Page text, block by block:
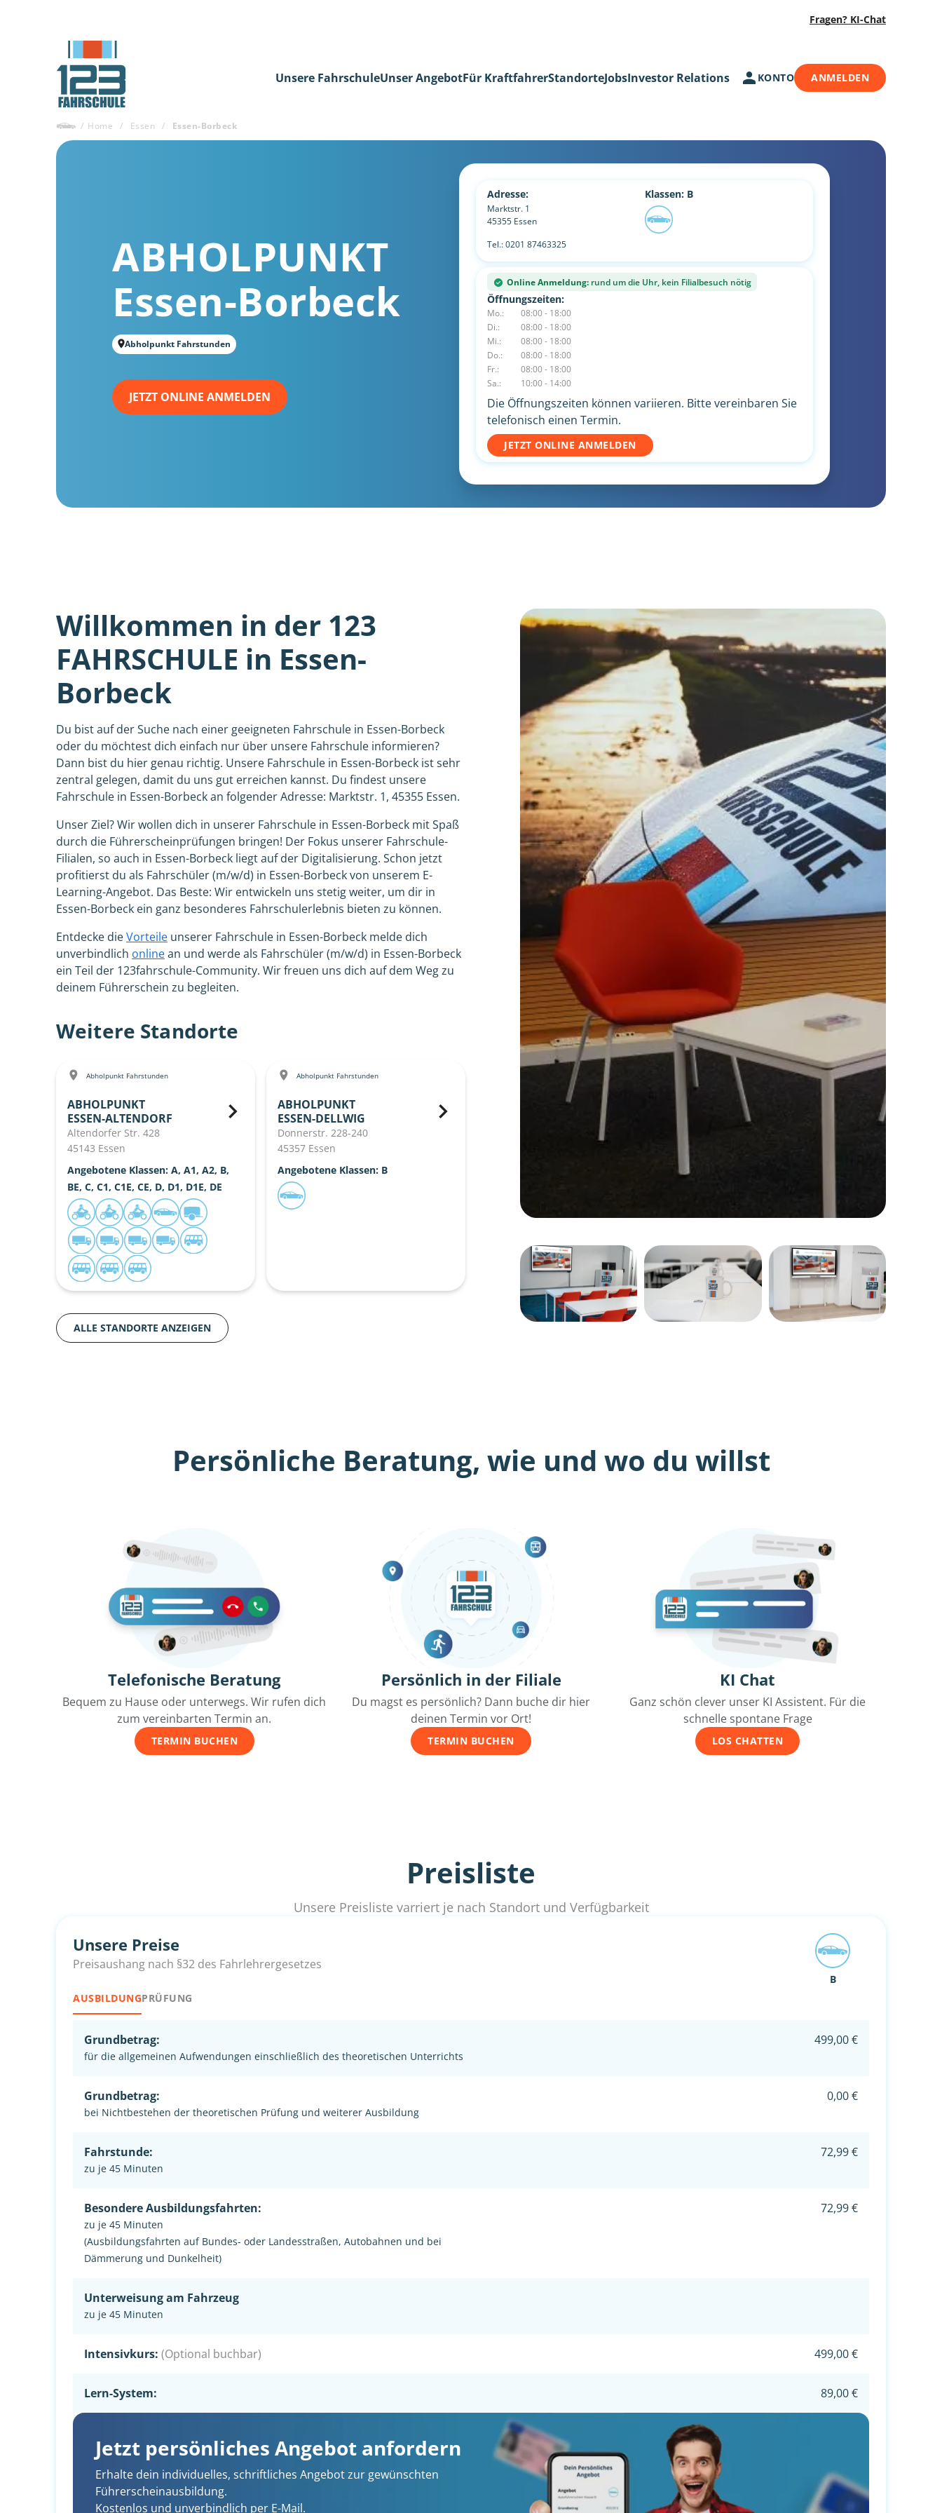
Fragen? KI-Chat
Unsere FahrschuleUnser AngebotFür KraftfahrerStandorteJobsInvestor Relations KONTO ANMELDEN
/ Home / Essen / Essen-Borbeck
ABHOLPUNKT
Essen-Borbeck
Abholpunkt Fahrstunden
JETZT ONLINE ANMELDEN
Adresse:
Marktstr. 1
45355 Essen
Tel.:0201 87463325
Klassen: B
Online Anmeldung: rund um die Uhr, kein Filialbesuch nötig
Öffnungszeiten:
Mo.:
08:00 - 18:00
Di.:
08:00 - 18:00
Mi.:
08:00 - 18:00
Do.:
08:00 - 18:00
Fr.:
08:00 - 18:00
Sa.:
10:00 - 14:00
Die Öffnungszeiten können variieren. Bitte vereinbaren Sie
telefonisch einen Termin.
JETZT ONLINE ANMELDEN
Willkommen in der 123
FAHRSCHULE in Essen-
Borbeck
Du bist auf der Suche nach einer geeigneten Fahrschule in Essen-Borbeck
oder du möchtest dich einfach nur über unsere Fahrschule informieren?
Dann bist du hier genau richtig. Unsere Fahrschule in Essen-Borbeck ist sehr
zentral gelegen, damit du uns gut erreichen kannst. Du findest unsere
Fahrschule in Essen-Borbeck an folgender Adresse: Marktstr. 1, 45355 Essen.
Unser Ziel? Wir wollen dich in unserer Fahrschule in Essen-Borbeck mit Spaß
durch die Führerscheinprüfungen bringen! Der Fokus unserer Fahrschule-
Filialen, so auch in Essen-Borbeck liegt auf der Digitalisierung. Schon jetzt
profitierst du als Fahrschüler (m/w/d) in Essen-Borbeck von unserem E-
Learning-Angebot. Das Beste: Wir entwickeln uns stetig weiter, um dir in
Essen-Borbeck ein ganz besonderes Fahrschulerlebnis bieten zu können.
Entdecke dieVorteile unserer Fahrschule in Essen-Borbeck melde dich
unverbindlich onlinean und werde als Fahrschüler (m/w/d) in Essen-Borbeck
ein Teil der 123fahrschule-Community. Wir freuen uns dich auf dem Weg zu
deinem Führerschein zu begleiten.
Weitere Standorte
Abholpunkt Fahrstunden
ABHOLPUNKT
ESSEN-ALTENDORF
Altendorfer Str. 428
45143 Essen
Angebotene Klassen: A, A1, A2, B,
BE, C, C1, C1E, CE, D, D1, D1E, DE
Abholpunkt Fahrstunden
ABHOLPUNKT
ESSEN-DELLWIG
Donnerstr. 228-240
45357 Essen
Angebotene Klassen: B
ALLE STANDORTE ANZEIGEN
Persönliche Beratung, wie und wo du willst
Telefonische Beratung
Bequem zu Hause oder unterwegs. Wir rufen dich
zum vereinbarten Termin an.
TERMIN BUCHEN
Persönlich in der Filiale
Du magst es persönlich? Dann buche dir hier
deinen Termin vor Ort!
TERMIN BUCHEN
KI Chat
Ganz schön clever unser KI Assistent. Für die
schnelle spontane Frage
LOS CHATTEN
Preisliste
Unsere Preisliste varriert je nach Standort und Verfügbarkeit
Unsere Preise
Preisaushang nach §32 des Fahrlehrergesetzes
AUSBILDUNGPRÜFUNG
B
Grundbetrag:
für die allgemeinen Aufwendungen einschließlich des theoretischen Unterrichts
499,00 €
Grundbetrag:
bei Nichtbestehen der theoretischen Prüfung und weiterer Ausbildung
0,00 €
Fahrstunde:
zu je 45 Minuten
72,99 €
Besondere Ausbildungsfahrten:
zu je 45 Minuten
(Ausbildungsfahrten auf Bundes- oder Landesstraßen, Autobahnen und bei
Dämmerung und Dunkelheit)
72,99 €
Unterweisung am Fahrzeug
zu je 45 Minuten
Intensivkurs: (Optional buchbar) 499,00 €
Lern-System: 89,00 €
Jetzt persönliches Angebot anfordern
Erhalte dein individuelles, schriftliches Angebot zur gewünschten
Führerscheinausbildung.
Kostenlos und unverbindlich per E-Mail.